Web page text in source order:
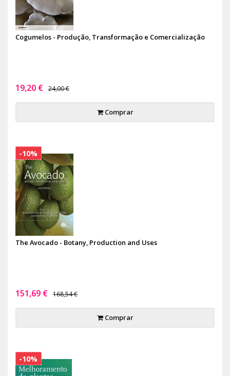
Cogumelos - Produção, Transformação e Comercialização
19,20 € 24,00 €
Comprar
The Avocado - Botany, Production and Uses
151,69 € 168,54 €
Comprar
-10%
-10%